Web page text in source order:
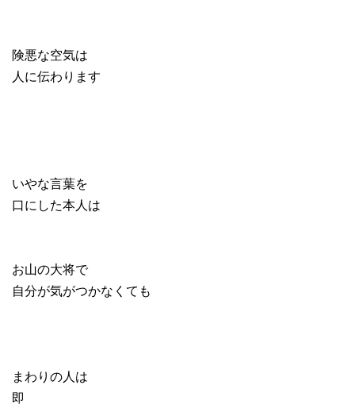
険悪な空気は
人に伝わります
いやな言葉を
口にした本人は
お山の大将で
自分が気がつかなくても
まわりの人は
即